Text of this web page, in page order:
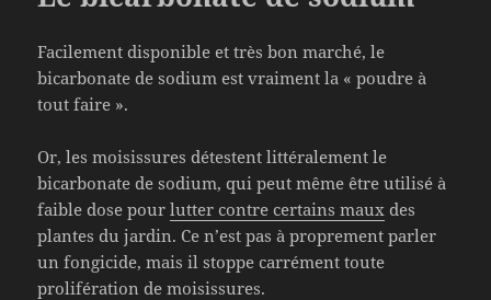
Facilement disponible et très bon marché, le
bicarbonate de sodium est vraiment la « poudre à
tout faire ».
Or, les moisissures détestent littéralement le
bicarbonate de sodium, qui peut même être utilisé à
faible dose pourlutter contre certains maux des
plantes du jardin. Ce n’est pas à proprement parler
un fongicide, mais il stoppe carrément toute
prolifération de moisissures.